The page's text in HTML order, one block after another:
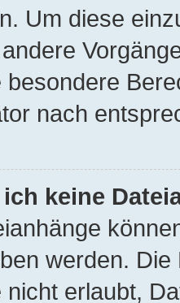
Um diese
besondere
nach
keine
werden.
nicht erlaubt,